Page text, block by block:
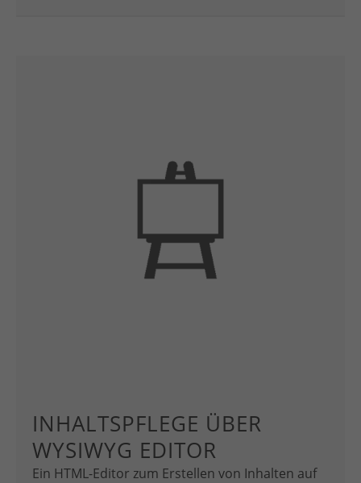
INHALTSPFLEGE ÜBER
WYSIWYG EDITOR
Ein HTML-Editor zum Erstellen von Inhalten auf